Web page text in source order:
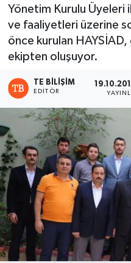
Yönetim Kurulu Üyeleri
ve faaliyetleri üzerine
önce kurulan
ekipten oluşuyor.
TE BILIŞIM
EDITÖR
Haber Arşivi